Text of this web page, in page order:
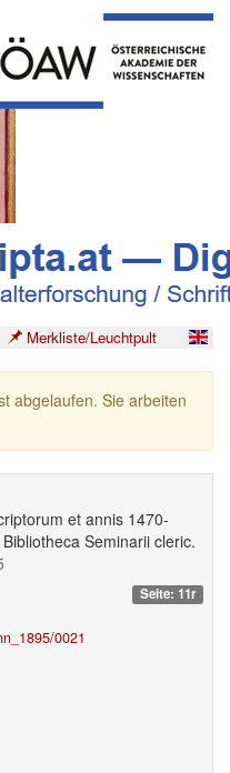
Merkliste/Leuchtpult
abgelaufen. Sie arbeiten
et annis 1470-
Seminarii cleric.
Seite: 11r
0021